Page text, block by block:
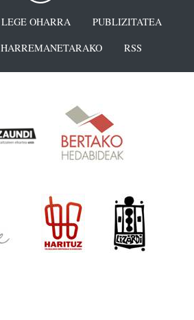
LEGE OHARRA
PUBLIZITATEA
HARREMANETARAKO RSS